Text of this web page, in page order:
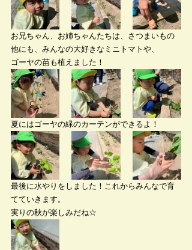
お兄ちゃん、お姉ちゃんたちは、さつまいもの
他にも、みんなの大好きなミニトマトや、
ゴーヤの苗も植えました！
夏にはゴーヤの緑のカーテンができるよ！
最後に水やりをしました！これからみんなで育
てていきます。
実りの秋が楽しみだね☆